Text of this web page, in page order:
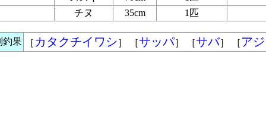
チヌ
35cm 1匹
釣果 ［ カタクチイワシ］ ［サッパ］ ［サバ］ ［ アジ